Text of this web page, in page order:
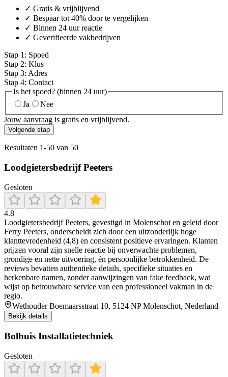
✓ Gratis & vrijblijvend
✓ Bespaar tot 40% door te vergelijken
✓ Binnen 24 uur reactie
✓ Geverifieerde vakbedrijven
Stap 1 : Spoed
Stap 2: Klus
Stap 3: Adres
Stap 4: Contact
Is het spoed? (binnen 24 uur)
Ja
Nee
Jouw aanvraag is gratis en vrijblijvend.
Volgende stap
Resultaten 1-50 van 50
Loodgietersbedrijf Peeters
Gesloten
4.8
Loodgietersbedrijf Peeters, gevestigd in Molenschot en geleid door
Ferry Peeters, onderscheidt zich door een uitzonderlijk hoge
klanttevredenheid (4,8) en consistent positieve ervaringen. Klanten
prijzen vooral zijn snelle reactie bij onverwachte problemen,
grondige en nette uitvoering, én persoonlijke betrokkenheid. De
reviews bevatten authentieke details, specifieke situaties en
herkenbare namen, zonder aanwijzingen van fake feedback, wat
wijst op betrouwbare service van een professioneel vakman in de
regio.
Wethouder Boemaarsstraat 10, 5124 NP Molenschot, Nederland
Bekijk details
Bolhuis Installatietechniek
Gesloten